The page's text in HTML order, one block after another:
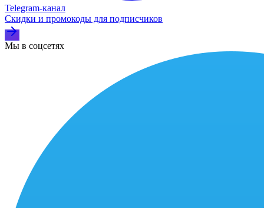
Telegram‑канал
Скидки и промокоды для подписчиков
Мы в соцсетях